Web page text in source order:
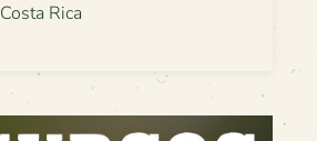
Costa Rica